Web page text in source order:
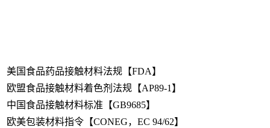
美国食品药品接触材料法规【FDA】
欧盟食品接触材料着色剂法规【AP89-1】
中国食品接触材料标准【GB9685】
欧美包装材料指令【CONEG，EC 94/62】